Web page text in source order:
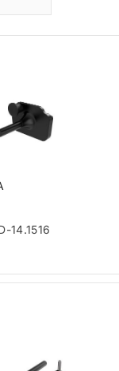
14.1516